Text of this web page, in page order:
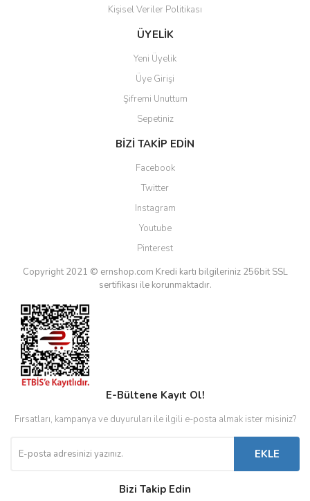
Gönder
Kişisel Veriler Politikası
ÜYELİK
Yeni Üyelik
Üye Girişi
Şifremi Unuttum
Sepetiniz
BİZİ TAKİP EDİN
Facebook
Twitter
Instagram
Youtube
Pinterest
Copyright 2021 © ernshop.com Kredi kartı bilgileriniz 256bit SSL
sertifikası ile korunmaktadır.
E-Bültene Kayıt Ol!
Fırsatları, kampanya ve duyuruları ile ilgili e-posta almak ister misiniz?
EKLE
Bizi Takip Edin